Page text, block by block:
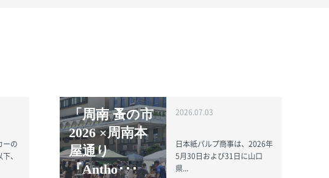
ーの
、
「周南 蚤の市
2026 ×周南本
屋通り
『Antho･･･
2026.07.03
日本紙パルプ商事は、2026年
5月30日および31日に山口
県...